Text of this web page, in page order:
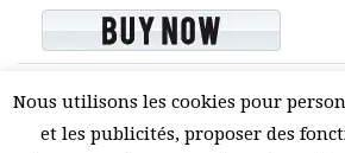
Nous utilisons les cookies pour
et les publicités, proposer des